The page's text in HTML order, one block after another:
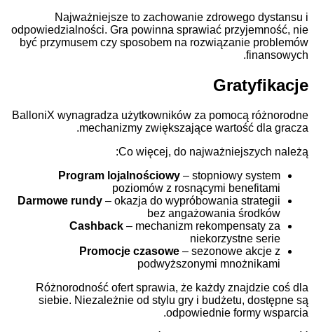
Najważniejsze to zachowanie zdrowego
odpowiedzialności. Gra powinna sprawiać
być przymusem czy sposobem na rozwiązanie
BalloniX wynagradza użytkowników za pomocą
mechanizmy zwiększające wartość
Co więcej, do
Program lojalnościowy– stopniowy
poziomów z rosnącymi
Darmowe rundy– okazja do wypróbowania
bez angażowania
Cashback– mechanizm
niekorzystne
Promocje czasowe– sezonowe
podwyższonymi
Różnorodność ofert sprawia, że każdy
siebie. Niezależnie od stylu gry i budżetu,
odpowiednie formy